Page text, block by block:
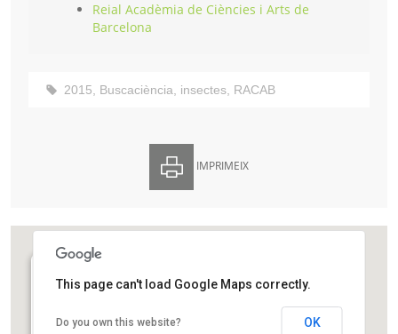
Reial Acadèmia de Ciències i Arts de
Barcelona
2015, Buscaciència, insectes, RACAB
IMPRIMEIX
La Rambla, 115
This page can't load Google Maps correctly.
Do you own this website? OK